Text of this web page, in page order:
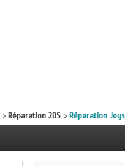
>Réparation 2DS >Réparation